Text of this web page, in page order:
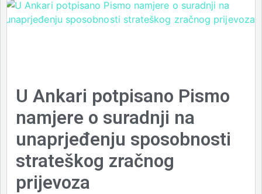
U Ankari potpisano Pismo
namjere o suradnji na
unaprjeđenju sposobnosti
strateškog zračnog
prijevoza